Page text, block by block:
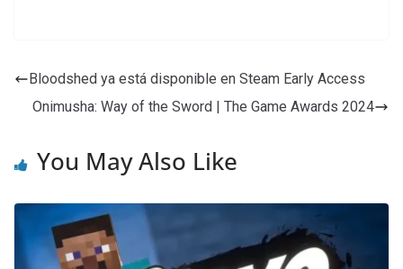
Bloodshed ya está disponible en Steam Early Access
Onimusha: Way of the Sword | The Game Awards 2024
You May Also Like